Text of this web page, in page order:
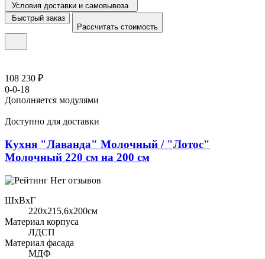
Условия доставки и самовывоза
Быстрый заказ
Рассчитать стоимость
108 230 ₽
0-0-18
Дополняется модулями
Доступно для доставки
Кухня "Лаванда" Молочный / "Лотос"
Молочный 220 см на 200 см
Нет отзывов
ШхВхГ
220x215,6х200см
Материал корпуса
ЛДСП
Материал фасада
МДФ